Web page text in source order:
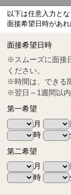
Tel
0570-
以下は任意入力とな
面接希望日時があれ
面接希望日時
※スムーズに面接
ください。
※時間は、できる
※翌日～1週間以内
第一希望
月
時
第二希望
月
時